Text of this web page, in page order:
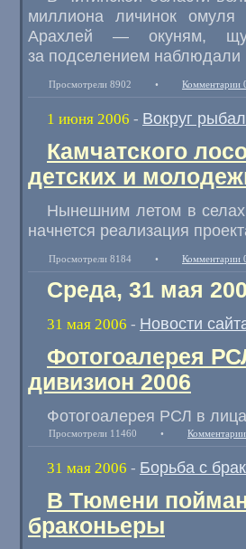
миллиона личинок омуля
Арахлей — окуням,
за подселением наблюдали
Просмотрели 8902 • Комментарии
1 июня 2006 - Вокруг
Камчатского
детских и
Нынешним летом в
начнется реализация
Просмотрели 8184 • Комментарии
Среда, 31 мая
31 мая 2006 - Новости
Фотогоалерея
дивизион 2006
Фотогоалерея РСЛ в
Просмотрели 11460 •
31 мая 2006 - Борьба с
В Тюмени
браконьеры